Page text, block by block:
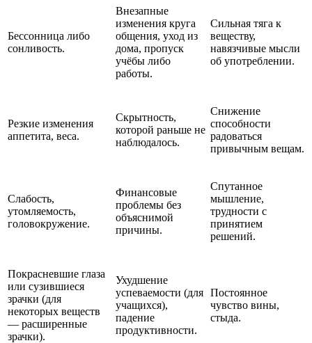
Бессонница либо
сонливость.
Внезапные
изменения круга
общения, уход из
дома, пропуск
учёбы либо
работы.
Сильная тяга к
веществу,
навязчивые мысли
об употреблении.
Резкие изменения
аппетита, веса.
Скрытность,
которой раньше не
наблюдалось.
Снижение
способности
радоваться
привычным вещам.
Слабость,
утомляемость,
головокружение.
Финансовые
проблемы без
объяснимой
причины.
Спутанное
мышление,
трудности с
принятием
решений.
Покрасневшие глаза
или сузившиеся
зрачки (для
некоторых веществ
— расширенные
зрачки).
Ухудшение
успеваемости (для
учащихся),
падение
продуктивности.
Постоянное
чувство вины,
стыда.